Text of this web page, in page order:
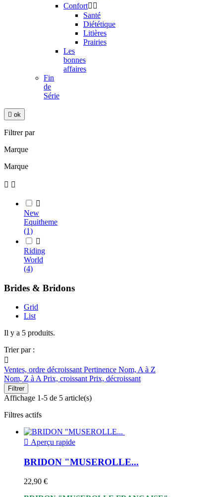
Confort 
Santé
Diététique
Litières
Prairies
Les
bonnes
affaires
Fin
de
Série
 ok
Filtrer par
Marque
Marque
 

New
Equitheme
(1)

Riding
World
(4)
Brides & Bridons
Grid
List
Il y a 5 produits.
Trier par :

Ventes, ordre décroissant Pertinence Nom, A à Z
Nom, Z à A Prix, croissant Prix, décroissant
Filtrer
Affichage 1-5 de 5 article(s)
Filtres actifs
 Aperçu rapide
BRIDON "MUSEROLLE...
22,90 €